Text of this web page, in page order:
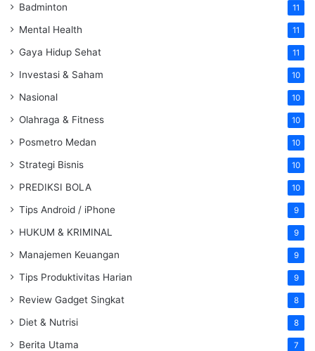
Badminton 11
Mental Health 11
Gaya Hidup Sehat 11
Investasi & Saham 10
Nasional 10
Olahraga & Fitness 10
Posmetro Medan 10
Strategi Bisnis 10
PREDIKSI BOLA 10
Tips Android / iPhone 9
HUKUM & KRIMINAL 9
Manajemen Keuangan 9
Tips Produktivitas Harian 9
Review Gadget Singkat 8
Diet & Nutrisi 8
Berita Utama 7